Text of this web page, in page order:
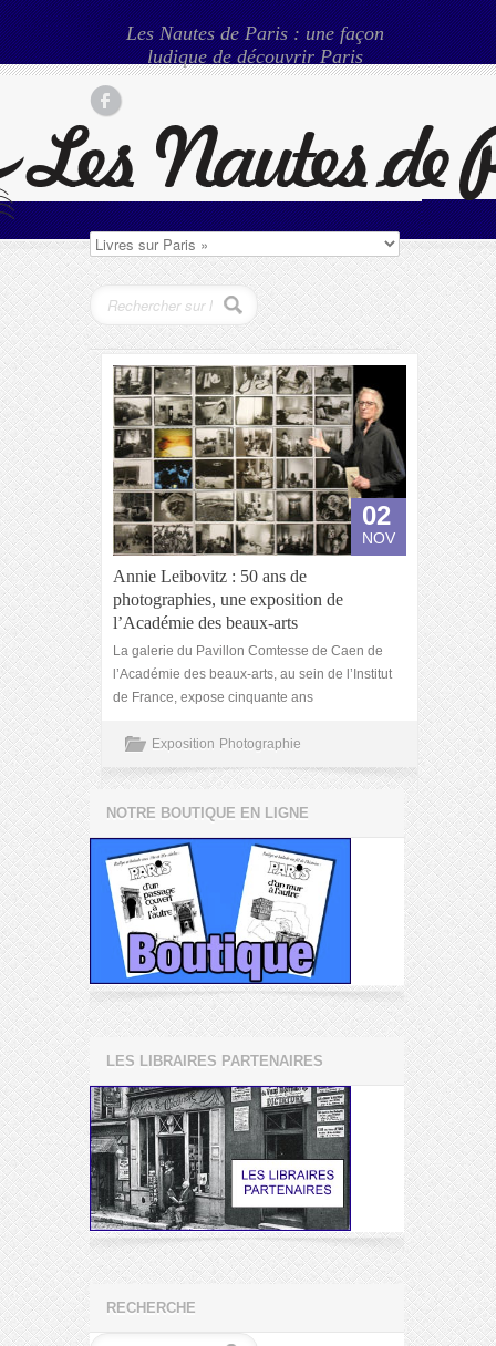
Les Nautes de Paris : une façon
ludique de découvrir Paris
02
NOV
Annie Leibovitz : 50 ans de
photographies, une exposition de
l’Académie des beaux-arts
La galerie du Pavillon Comtesse de Caen de
l’Académie des beaux-arts, au sein de l’Institut
de France, expose cinquante ans
Exposition Photographie
NOTRE BOUTIQUE EN LIGNE
LES LIBRAIRES PARTENAIRES
RECHERCHE